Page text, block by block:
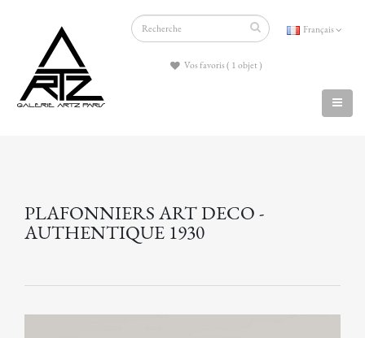
Français
Vos favoris ( 1 objet )
PLAFONNIERS ART DECO -
AUTHENTIQUE 1930